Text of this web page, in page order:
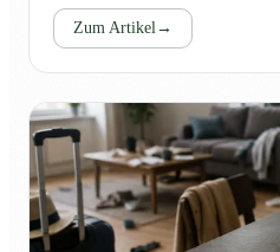
Zum Artikel →